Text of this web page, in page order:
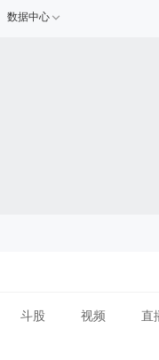
数据中心
斗股 视频 直